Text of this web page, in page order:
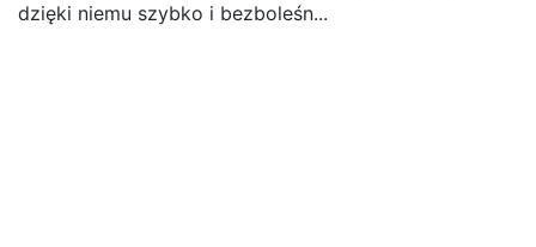
dzięki niemu szybko i bezboleśn...